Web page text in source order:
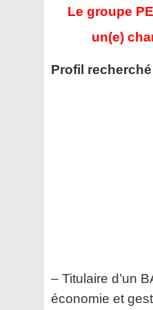
Le groupe
un(e)
Profil
– Titulaire d’un
économie et